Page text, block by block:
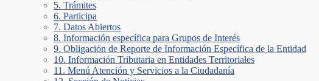
5. Trámites
6. Participa
7. Datos Abiertos
8. Información específica para Grupos de Interés
9. Obligación de Reporte de Información Específica de la Entidad
10. Información Tributaria en Entidades Territoriales
11. Menú Atención y Servicios a la Ciudadanía